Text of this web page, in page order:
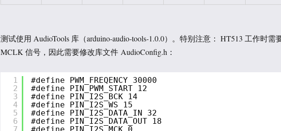
测试使用 AudioTools 库（arduino-audio-tools-1.0.0）。特别注意： HT513 工作时需
MCLK 信号，因此需要修改库文件 AudioConfig.h：
1
2
3
4
5
6
#define PWM_FREQENCY 30000
#define PIN_PWM_START 12
#define PIN_I2S_BCK 14
#define PIN_I2S_WS 15
#define PIN_I2S_DATA_IN 32
#define PIN_I2S_DATA_OUT 18